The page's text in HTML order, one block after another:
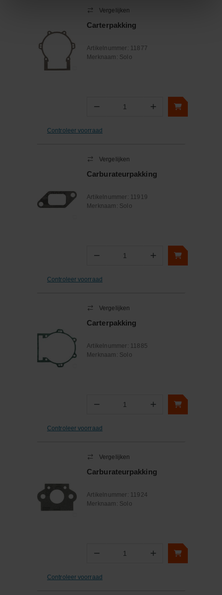
Vergelijken
Carterpakking
Artikelnummer: 11877
Merknaam: Solo
− Aantal +
Controleer voorraad
Vergelijken
Carburateurpakking
Artikelnummer: 11919
Merknaam: Solo
− Aantal +
Controleer voorraad
Vergelijken
Carterpakking
Artikelnummer: 11885
Merknaam: Solo
− Aantal +
Controleer voorraad
Vergelijken
Carburateurpakking
Artikelnummer: 11924
Merknaam: Solo
− Aantal +
Controleer voorraad